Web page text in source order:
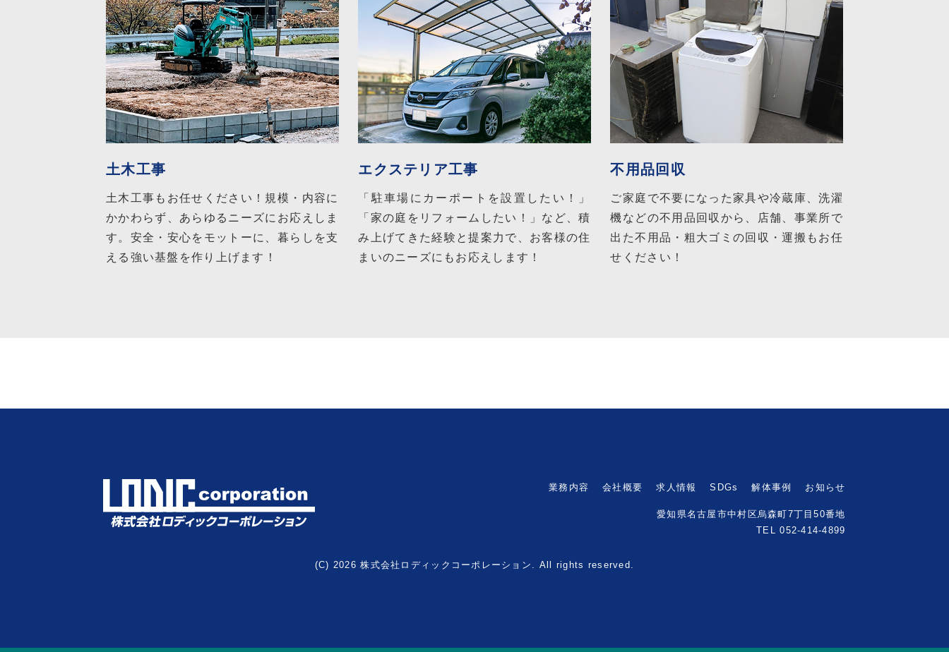
土木工事
土木工事もお任せください！規模・内容に
かかわらず、あらゆるニーズにお応えしま
す。安全・安心をモットーに、暮らしを支
える強い基盤を作り上げます！
エクステリア工事
「駐車場にカーポートを設置したい！」
「家の庭をリフォームしたい！」など、積
み上げてきた経験と提案力で、お客様の住
まいのニーズにもお応えします！
不用品回収
ご家庭で不要になった家具や冷蔵庫、洗濯
機などの不用品回収から、店舗、事業所で
出た不用品・粗大ゴミの回収・運搬もお任
せください！
業務内容 会社概要 求人情報 SDGs 解体事例 お知らせ
愛知県名古屋市中村区烏森町7丁目50番地
TEL 052-414-4899
(C) 2026株式会社ロディックコーポレーション . All rights reserved.